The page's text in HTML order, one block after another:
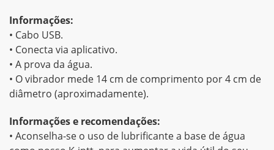
Informações:
• Cabo USB.
• Conecta via aplicativo.
• A prova da água.
• O vibrador mede 14 cm de comprimento por 4 cm de
diâmetro (aproximadamente).
Informações e recomendações:
• Aconselha-se o uso de lubrificante a base de água